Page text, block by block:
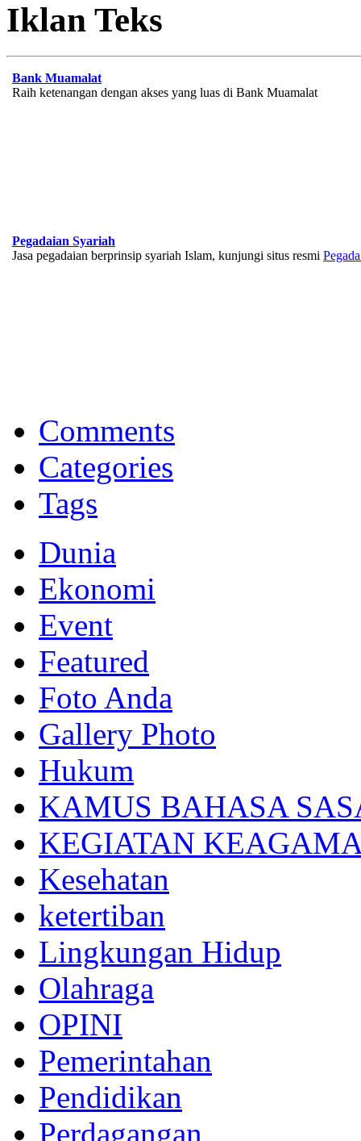
Iklan Teks
Bank Muamalat
Raih ketenangan dengan akses yang luas di Bank Muamalat
Pegadaian Syariah
Jasa pegadaian berprinsip syariah Islam, kunjungi situs resmi
Memberikan yang terbaik sesuai kaidah Islam, kunjungi situs resmi
Comments
Categories
Tags
Dunia
Ekonomi
Event
Featured
Foto Anda
Gallery Photo
Hukum
KAMUS BAHASA
KEGIATAN
Kesehatan
ketertiban
Lingkungan Hidup
Olahraga
OPINI
Pemerintahan
Pendidikan
Perdagangan